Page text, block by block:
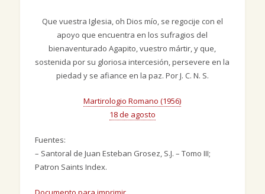
Que vuestra Iglesia, oh Dios mío, se regocije con el
apoyo que encuentra en los sufragios del
bienaventurado Agapito, vuestro mártir, y que,
sostenida por su gloriosa intercesión, persevere en la
piedad y se afiance en la paz. Por J. C. N. S.
Martirologio Romano (1956)
18 de agosto
Fuentes:
– Santoral de Juan Esteban Grosez, S.J. – Tomo III;
Patron Saints Index.